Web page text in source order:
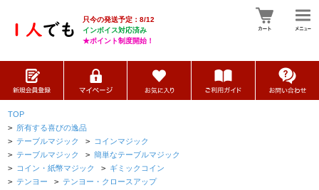
只今の発送予定：8/12
インボイス対応済み
★ポイント制度開始！
TOP
> 所有する喜びの逸品
> テーブルマジック > コインマジック
> テーブルマジック > 簡単なテーブルマジック
> コイン・紙幣マジック > ギミックコイン
> テンヨー > テンヨー・クロースアップ